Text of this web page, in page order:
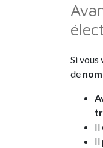
Si vous
de
Il
Il